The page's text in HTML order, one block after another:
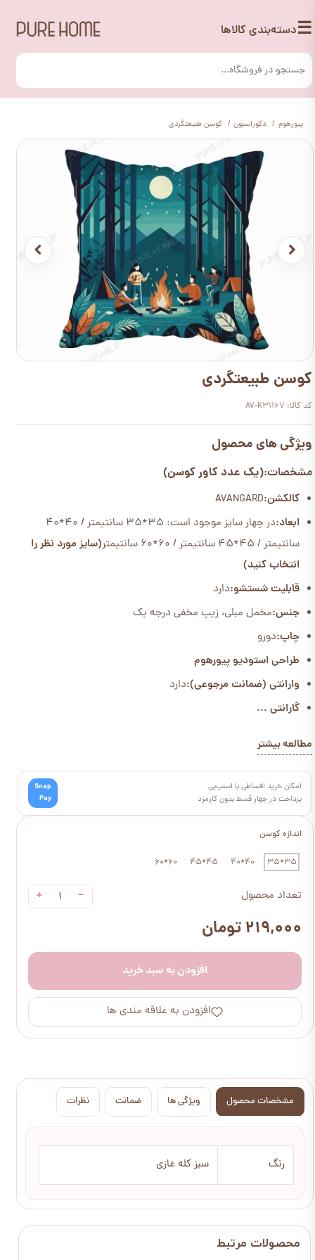
☰دسته‌بندی کالاها
پیورهوم دکوراسیون کوسن طبیعتگردی
اندازه کوسن
35*35
40*40
45*45
60*60
تعداد محصول −
+
۲۱۹,۰۰۰ تومان
افزودن به سبد خرید
افزودن به علاقه مندی ها
کوسن طبیعتگردی
کد کالا: AV-K31167
ویژگی های محصول
مشخصات:(یک عدد کاور کوسن)
کالکشن:AVANGARD
ابعاد:
در چهار سایز موجود است: 35*35 سانتیمتر / 40*40
سانتیمتر / 45*45 سانتیمتر / 60*60 سانتیمتر
(سایز مورد نظر را
انتخاب کنید)
قابلیت شستشو:دارد
جنس:مخمل مبلی، زیپ مخفی درجه یک
چاپ:دورو
طراحی استودیو پیورهوم
وارانتی (ضمانت مرجوعی):دارد
گارانتی ...
مطالعه بیشتر
امکان خرید اقساطی با اسنپ‌پی
پرداخت در چهار قسط بدون کارمزد
Snap
Pay
مشخصات محصول ویژگی ها ضمانت نظرات
رنگ سبز کله غازی